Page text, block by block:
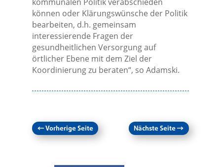
kommunalen Politik verabschieden
können oder Klärungswünsche der Politik
bearbeiten, d.h. gemeinsam
interessierende Fragen der
gesundheitlichen Versorgung auf
örtlicher Ebene mit dem Ziel der
Koordinierung zu beraten“, so Adamski.
←Vorherige Seite Nächste Seite→